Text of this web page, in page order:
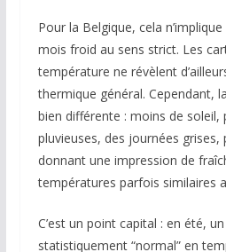
Pour la Belgique, cela
mois froid au sens strict. Les
température ne révèlent
thermique général. Cependant, la
bien différente : moins de soleil,
pluvieuses, des journées grises,
donnant une impression de
températures parfois similaires
C’est un point capital : en été,
statistiquement “normal” en